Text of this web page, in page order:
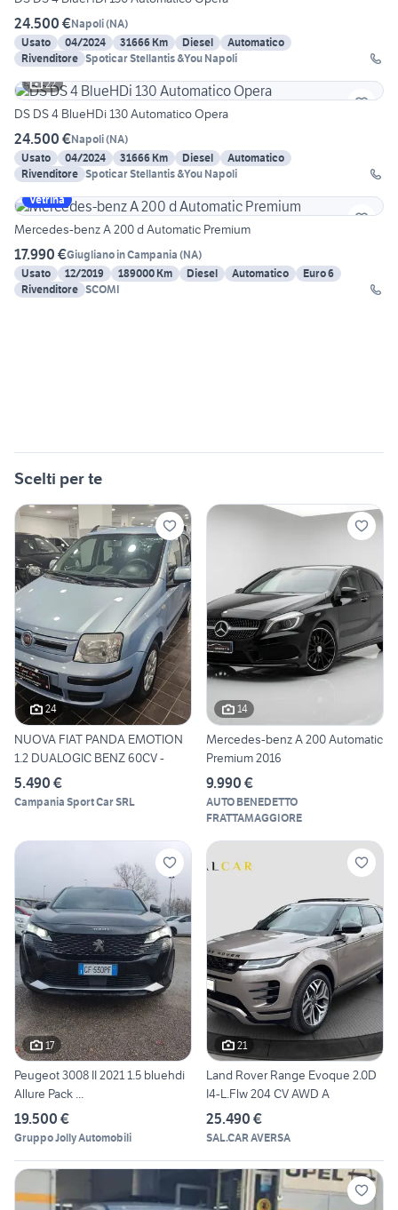
24.500 €Napoli(NA)
Usato
04/2024 31666 Km Diesel
Automatico
Rivenditore Spoticar Stellantis &You Napoli
22
DS DS 4 BlueHDi 130 Automatico Opera
24.500 €Napoli(NA)
Usato
04/2024 31666 Km Diesel
Automatico
Rivenditore Spoticar Stellantis &You Napoli
Vetrina
Mercedes-benz A 200 d Automatic Premium
17.990 €Giugliano in Campania (NA)
Usato
12/2019 189000 Km Diesel Automatico
Euro 6
Rivenditore SCOMI
Scelti per te
24
NUOVA FIAT PANDA EMOTION
1.2 DUALOGIC BENZ 60CV -
5.490 €
Campania Sport Car SRL
14
Mercedes-benz A 200 Automatic
Premium 2016
9.990 €
AUTO BENEDETTO
FRATTAMAGGIORE
17
Peugeot 3008 II 2021 1.5 bluehdi
Allure Pack ...
19.500 €
Gruppo Jolly Automobili
21
Land Rover Range Evoque 2.0D
I4-L.Flw 204 CV AWD A
25.490 €
SAL.CAR AVERSA